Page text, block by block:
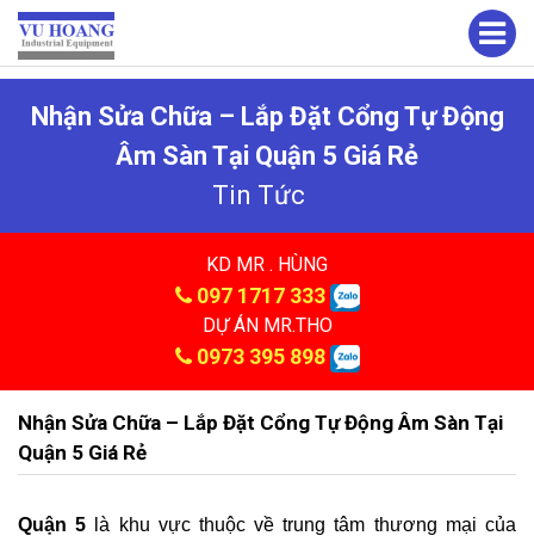
Nhận Sửa Chữa – Lắp Đặt Cổng Tự Động
Âm Sàn Tại Quận 5 Giá Rẻ
Tin Tức
KD MR . HÙNG
097 1717 333
DỰ ÁN MR.THO
0973 395 898
Nhận Sửa Chữa – Lắp Đặt Cổng Tự Động Âm Sàn Tại
Quận 5 Giá Rẻ
Quận 5 là khu vực thuộc về trung tâm thương mại của